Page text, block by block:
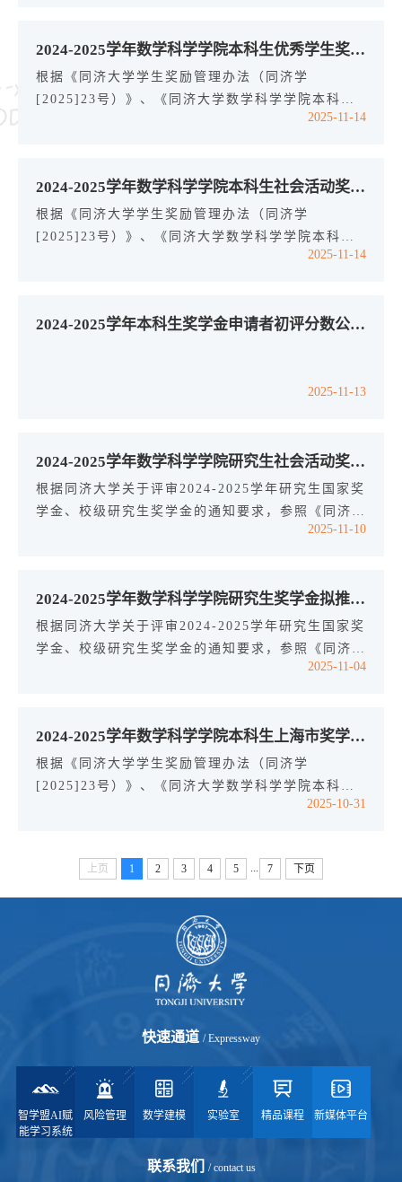
年同济大学数学科学学院申嘉学生发展基金专项奖学
金拟获奖名单公示如下：“启航”学生海外研修奖学金
2151219 王传臻“扬帆”学生国际会议奖学金
2011293 王 泽“启明”学生访学交流奖学金2111169
2024-2025学年数学科学学院本科生优秀学生奖学金、校外捐赠奖学金拟获奖名单公示
根据《同济大学学生奖励管理办法（同济学
[2025]23号）》、《同济大学数学科学学院本科学
生奖学金评审细则（同济数内[2025]11号）》，经
秀学生奖学金、校外捐赠奖学金拟获奖名单公示如下
（按照学号排序）：优秀学生一等奖学金2150834
张俊豪2151219 王传臻2250037 沈芦歌2251291 曹
哲瑜2251295 李林翰2251978 江煦宁2252938 许子
2025-11-14
2024-2025学年数学科学学院本科生社会活动奖学金拟获奖名单公示
根据《同济大学学生奖励管理办法（同济学
[2025]23号）》、《同济大学数学科学学院本科学
生奖学金评审细则（同济数内[2025]11号）》、
学金评审委员会审核讨论，现将2024-2025学年数学
一为2253600 赵 蕊2254243 毛宇飞2350331
2025-11-14
2024-2025学年本科生奖学金申请者初评分数公示（二）
2025-11-13
2024-2025学年数学科学学院研究生社会活动奖学金拟获奖名单公示
根据同济大学关于评审2024-2025学年研究生国家奖
学金、校级研究生奖学金的通知要求，参照《同济大
学数学科学学院研究生国家奖学金评定实施细则
文件，经学生申请、班级评议、学院初审、学院评
审，现将获得研究生社会活动奖学金人员名单公示如
下：2333720 朱 悦2433968 崔彦晗2111154 胡博
雅2111169 叶雨欣2211321 郑红丹公示期自即日...
2025-11-10
2024-2025学年数学科学学院研究生奖学金拟推荐名单（第二批）公示
根据同济大学关于评审2024-2025学年研究生国家奖
学金、校级研究生奖学金的通知要求，参照《同济大
学数学科学学院研究生国家奖学金评定实施细则
文件，经学生申请、班级评议、学院初审、学院研究
生奖学金评审委员会评审，现将获得研究生奖学金人
员名单（第二批）公示如下：比亚迪奖励金2111155
起 航优秀博士奖学金2210155 占雨梦24118...
2025-11-04
2024-2025学年数学科学学院本科生上海市奖学金拟获奖名单公示
根据《同济大学学生奖励管理办法（同济学
[2025]23号）》、《同济大学数学科学学院本科学
生奖学金评审细则（同济数内[2025]11号）》，经
院本科生上海市奖学金拟获奖名单公示如下（按照学
号排序）：2024-2025学年本科生上海市奖学金
2350331 王梓胤2452371 李秋满公示期自即日起
至11月4日下午17：00止（3个工作日），如有异
2025-10-31
上页 1 2 3 4 5 7 下页
快速通道 / Expressway
智学盟AI赋
能学习系统
风险管理 数学建模 实验室 精品课程 新媒体平台
联系我们 / contact us